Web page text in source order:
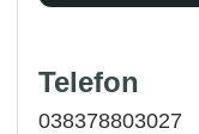
Telefon
038378803027